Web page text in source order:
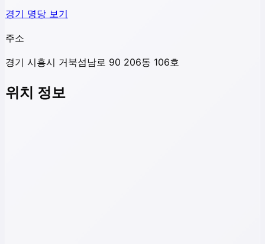
경기 명당 보기
주소
경기 시흥시 거북섬남로 90 206동 106호
위치 정보